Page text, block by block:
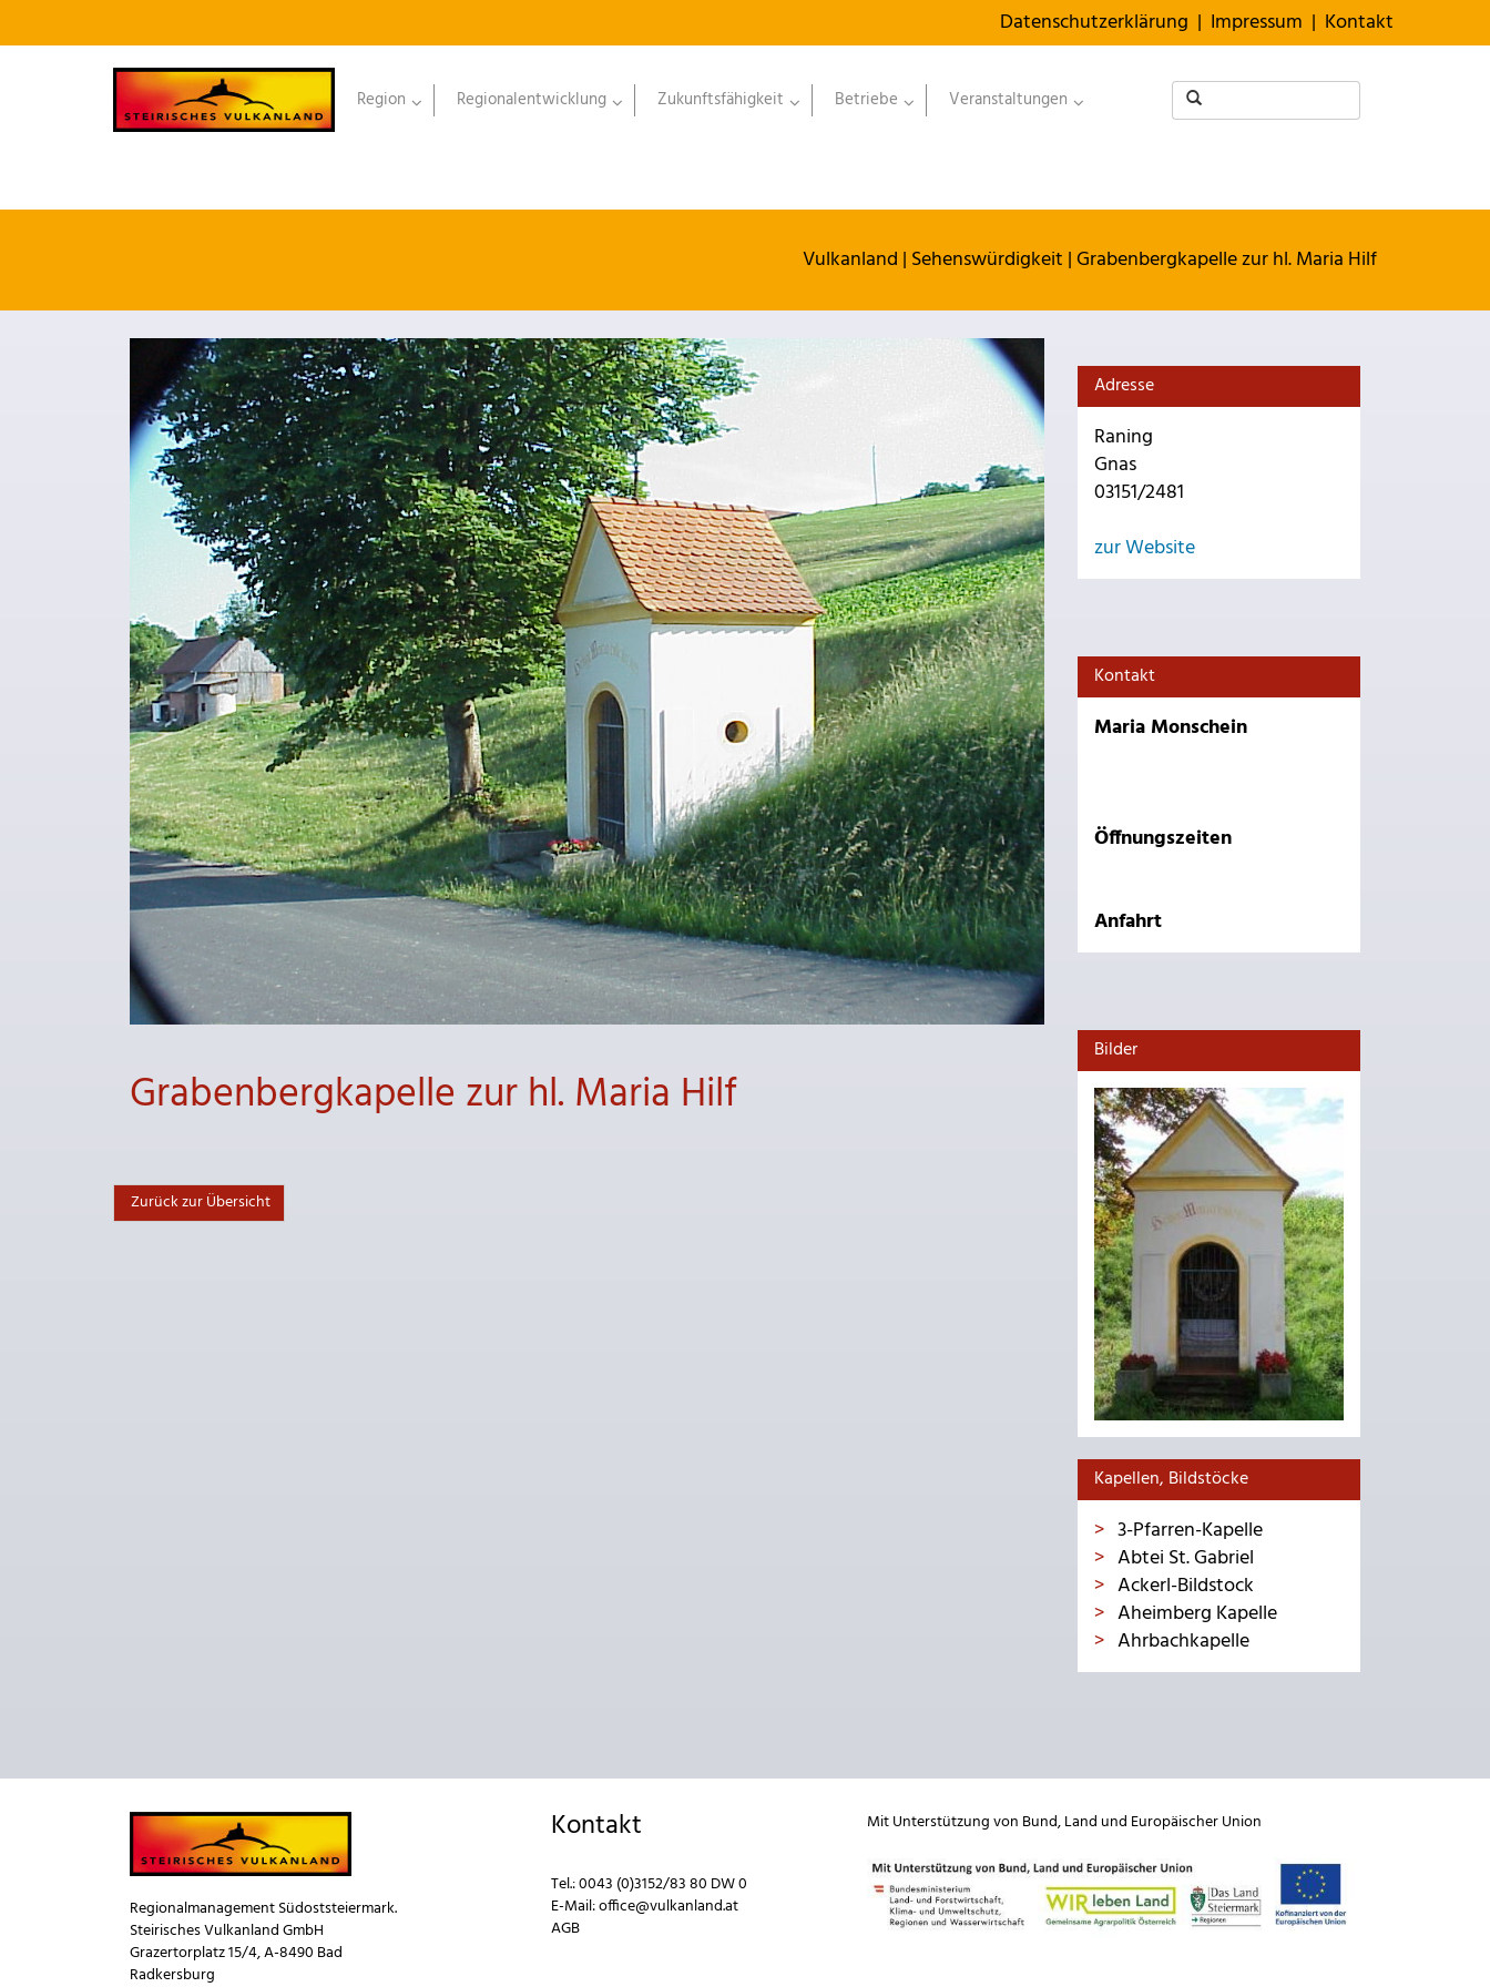
Datenschutzerklärung | Impressum | Kontakt
Region Regionalentwicklung Zukunftsfähigkeit Betriebe Veranstaltungen
Vulkanland | Sehenswürdigkeit |Grabenbergkapelle zur hl. Maria Hilf
Grabenbergkapelle zur hl. Maria Hilf
Zurück zur Übersicht
Adresse
Raning
Gnas
03151/2481
zur Website
Kontakt
Maria Monschein
Öffnungszeiten
Anfahrt
Bilder
Kapellen, Bildstöcke
3-Pfarren-Kapelle
Abtei St. Gabriel
Ackerl-Bildstock
Aheimberg Kapelle
Ahrbachkapelle
Regionalmanagement Südoststeiermark.
Steirisches Vulkanland GmbH
Grazertorplatz 15/4, A-8490 Bad
Radkersburg
Kontakt
Tel.:0043 (0)3152/83 80 DW 0
E-Mail:office@vulkanland.at
AGB
Mit Unterstützung von Bund,Land und Europäischer Union